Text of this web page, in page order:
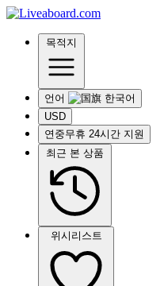
목적지
언어
USD
연중무휴 24시간 지원
최근 본 상품
위시리스트